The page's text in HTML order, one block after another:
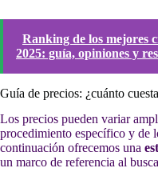
Ranking de los mejores
2025: guía, opiniones y
Guía de precios: ¿cuánto
Los precios pueden variar
procedimiento específico y de
continuación ofrecemos una
un marco de referencia al